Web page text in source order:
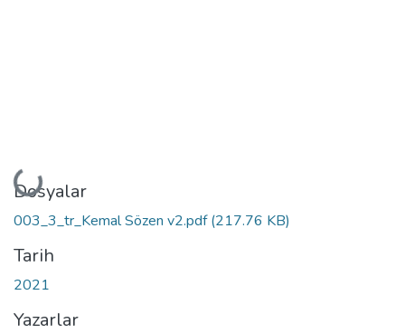
Yükleniyor...
Dosyalar
003_3_tr_Kemal Sözen v2.pdf(217.76 KB)
Tarih
2021
Yazarlar